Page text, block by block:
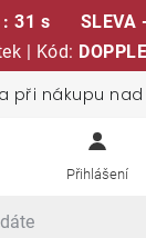
30 s SLEVA
| Kód:
při nákupu nad